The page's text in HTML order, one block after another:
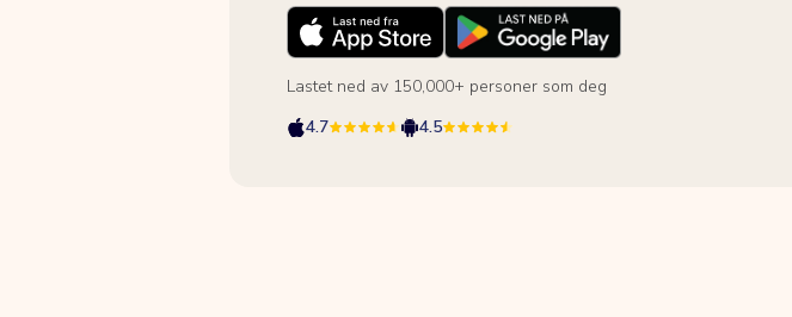
Lastet ned av 150,000+ personer som deg
4.7
4.5